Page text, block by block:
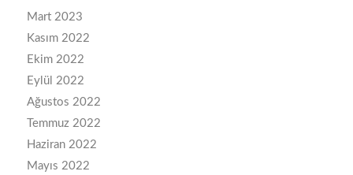
Mart 2023
Kasım 2022
Ekim 2022
Eylül 2022
Ağustos 2022
Temmuz 2022
Haziran 2022
Mayıs 2022